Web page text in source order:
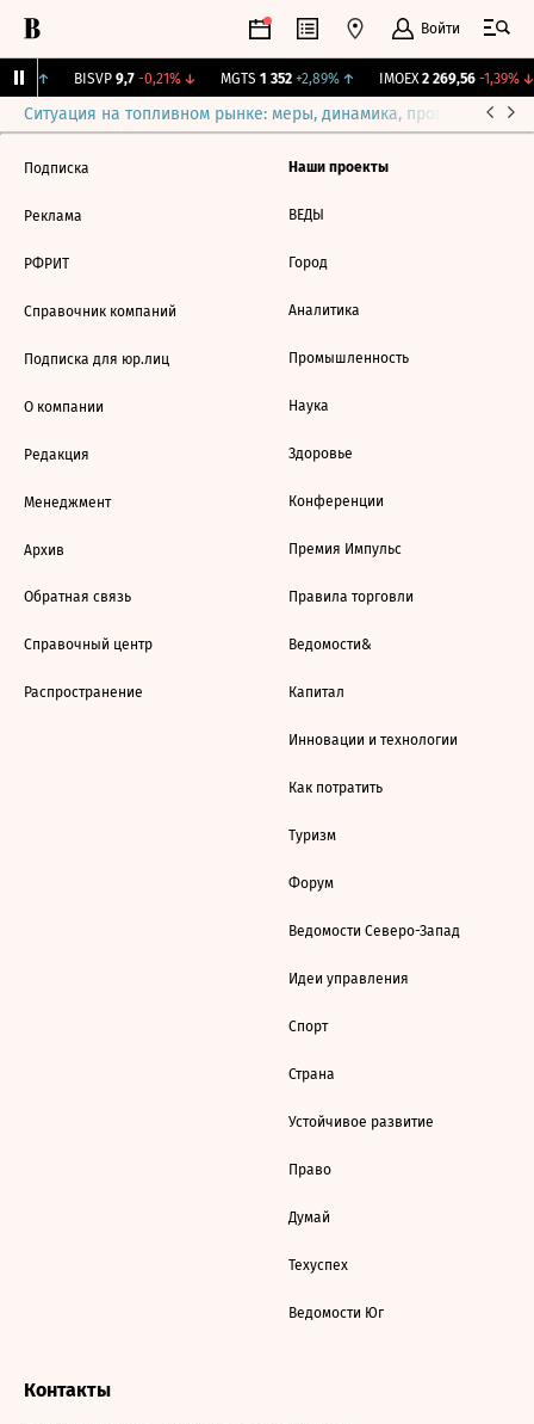
Войти
↑ BISVP 9,7 -0,21%↓ MGTS 1 352 +2,89%↑ IMOEX 2 269,56 -1,39%↓
Ситуация на топливном рынке: меры, динамика, прогнозы
Подписка
Реклама
РФРИТ
Справочник компаний
Подписка для юр.лиц
О компании
Редакция
Менеджмент
Архив
Обратная связь
Справочный центр
Распространение
Наши проекты
ВЕДЫ
Город
Аналитика
Промышленность
Наука
Здоровье
Конференции
Премия Импульс
Правила торговли
Ведомости&
Капитал
Инновации и технологии
Как потратить
Туризм
Форум
Ведомости Северо-Запад
Идеи управления
Спорт
Страна
Устойчивое развитие
Право
Думай
Техуспех
Ведомости Юг
Контакты